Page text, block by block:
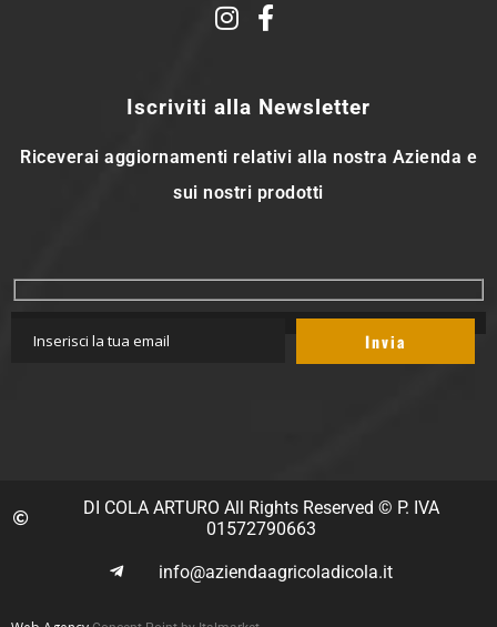
Iscriviti alla Newsletter
Riceverai aggiornamenti relativi alla nostra Azienda e
sui nostri prodotti
DI COLA ARTURO All Rights Reserved © P. IVA
01572790663
info@aziendaagricoladicola.it